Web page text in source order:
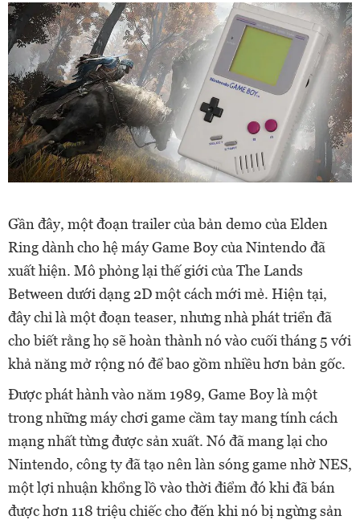
Gần đây, một đoạn trailer của bản demo của Elden
Ring dành cho hệ máy Game Boy của Nintendo đã
xuất hiện. Mô phỏng lại thế giới của The Lands
Between dưới dạng 2D một cách mới mẻ. Hiện tại,
đây chỉ là một đoạn teaser, nhưng nhà phát triển đã
cho biết rằng họ sẽ hoàn thành nó vào cuối tháng 5 với
khả năng mở rộng nó để bao gồm nhiều hơn bản gốc.
Được phát hành vào năm 1989, Game Boy là một
trong những máy chơi game cầm tay mang tính cách
mạng nhất từng được sản xuất. Nó đã mang lại cho
Nintendo, công ty đã tạo nên làn sóng game nhờ NES,
một lợi nhuận khổng lồ vào thời điểm đó khi đã bán
được hơn 118 triệu chiếc cho đến khi nó bị ngừng sản